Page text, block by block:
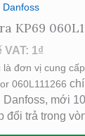
KP69
VAT: 1₫
là đơn vị cung
060L111266
Danfoss, mới
đổi trả trong